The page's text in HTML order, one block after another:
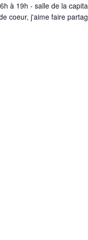
à 19h - salle de la
coeur, j'aime faire